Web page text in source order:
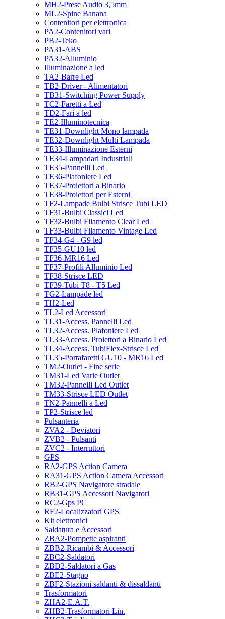
MH2-Prese Audio 3,5mm
ML2-Spine Banana
Contenitori per elettronica
PA2-Contenitori vari
PB2-Teko
PA31-ABS
PA32-Alluminio
Illuminazione a led
TA2-Barre Led
TB2-Driver - Alimentatori
TB31-Switching Power Supply
TC2-Faretti a Led
TD2-Fari a led
TE2-Illuminotecnica
TE31-Downlight Mono lampada
TE32-Downlight Multi Lampada
TE33-Illuminazione Esterni
TE34-Lampadari Industriali
TE35-Pannelli Led
TE36-Plafoniere Led
TE37-Proiettori a Binario
TE38-Proiettori per Esterni
TF2-Lampade Bulbi Strisce Tubi LED
TF31-Bulbi Classici Led
TF32-Bulbi Filamento Clear Led
TF33-Bulbi Filamento Vintage Led
TF34-G4 - G9 led
TF35-GU10 led
TF36-MR16 Led
TF37-Profili Alluminio Led
TF38-Strisce LED
TF39-Tubi T8 - T5 Led
TG2-Lampade led
TH2-Led
TL2-Led Accessori
TL31-Access. Pannelli Led
TL32-Access. Plafoniere Led
TL33-Access. Proiettori a Binario Led
TL34-Access. TubiFlex-Strisce Led
TL35-Portafaretti GU10 - MR16 Led
TM2-Outlet - Fine serie
TM31-Led Varie Outlet
TM32-Pannelli Led Outlet
TM33-Strisce LED Outlet
TN2-Pannelli a Led
TP2-Strisce led
Pulsanteria
ZVA2 - Deviatori
ZVB2 - Pulsanti
ZVC2 - Interruttori
GPS
RA2-GPS Action Camera
RA31-GPS Action Camera Accessori
RB2-GPS Navigatore stradale
RB31-GPS Accessori Navigatori
RC2-Gps PC
RF2-Localizzatori GPS
Kit elettronici
Saldatura e Accessori
ZBA2-Pompette aspiranti
ZBB2-Ricambi & Accessori
ZBC2-Saldatori
ZBD2-Saldatori a Gas
ZBE2-Stagno
ZBF2-Stazioni saldanti & dissaldanti
Trasformatori
ZHA2-E.A.T.
ZHB2-Trasformatori Lin.